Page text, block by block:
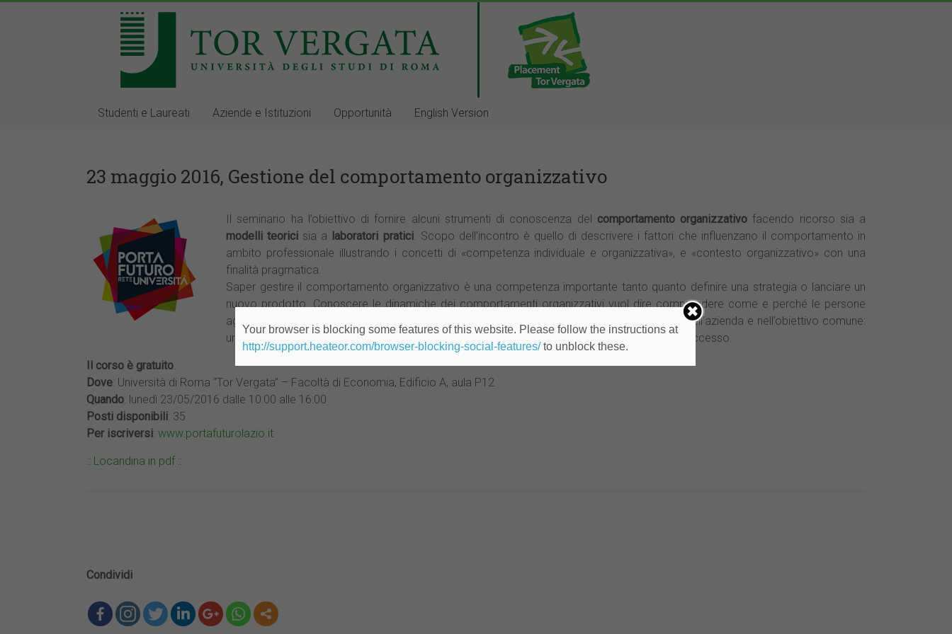
Studenti e Laureati Aziende e Istituzioni Opportunità English Version
23 maggio 2016, Gestione del comportamento organizzativo
Il seminario ha l’obiettivo di fornire alcuni strumenti di conoscenza del comportamento organizzativo facendo ricorso sia a
modelli teorici sia a laboratori pratici. Scopo dell’incontro è quello di descrivere i fattori che influenzano il comportamento in
ambito professionale illustrando i concetti di «competenza individuale e organizzativa», e «contesto organizzativo» con una
finalità pragmatica.
Saper gestire il comportamento organizzativo è una competenza importante tanto quanto definire una strategia o lanciare un
nuovo prodotto. Conoscere le dinamiche dei comportamenti organizzativi vuol dire comprendere come e perché le persone
agiscono e fare in modo che mettano tutte le loro competenze e le loro energie nel ruolo, nell’azienda e nell’obiettivo comune:
una condizione strategica per realizzare gli obiettivi assegnati ed aumentare le possibilità di successo.
Il corso è gratuito.
Dove: Università di Roma “Tor Vergata” – Facoltà di Economia, Edificio A, aula P12
Quando: lunedì 23/05/2016 dalle 10:00 alle 16:00
Posti disponibili: 35
Per iscriversi: www.portafuturolazio.it
:: Locandina in pdf::
Condividi
Your browser is blocking some features of this website. Please follow the instructions at
http://support.heateor.com/browser-blocking-social-features/to unblock these.